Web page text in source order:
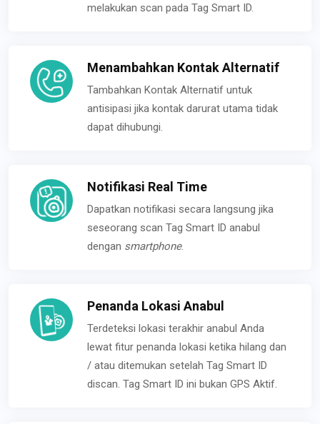
melakukan scan pada Tag Smart ID.
Menambahkan Kontak Alternatif
Tambahkan Kontak Alternatif untuk
antisipasi jika kontak darurat utama tidak
dapat dihubungi.
Notifikasi Real Time
Dapatkan notifikasi secara langsung jika
seseorang scan Tag Smart ID anabul
dengan smartphone.
Penanda Lokasi Anabul
Terdeteksi lokasi terakhir anabul Anda
lewat fitur penanda lokasi ketika hilang dan
/ atau ditemukan setelah Tag Smart ID
discan. Tag Smart ID ini bukan GPS Aktif.